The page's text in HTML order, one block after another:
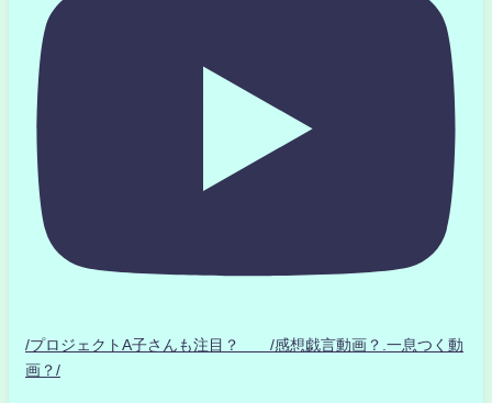
/プロジェクトA子さんも注目？ /感想戯言動画？.一息つく動
画？/